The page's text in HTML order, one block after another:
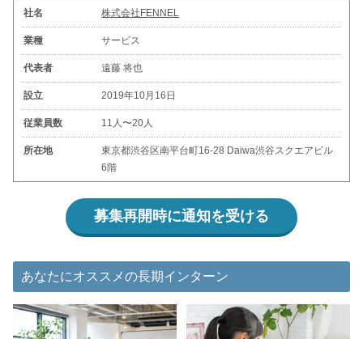
社名 株式会社FENNEL
業種 サービス
代表者 遠藤 将也
設立 2019年10月16日
従業員数 11人〜20人
所在地
東京都渋谷区南平台町16-28 Daiwa渋谷スクエアビル
6階
募集再開時に通知を受ける
あなたにオススメの長期インターン